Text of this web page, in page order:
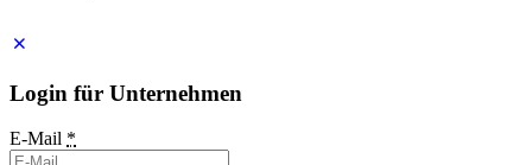
Login für Unternehmen
E-Mail *